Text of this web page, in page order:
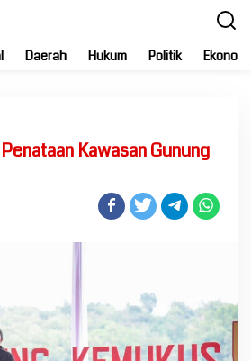
Daerah Hukum Politik Ekonomi
Penataan
Kawasan Gunung